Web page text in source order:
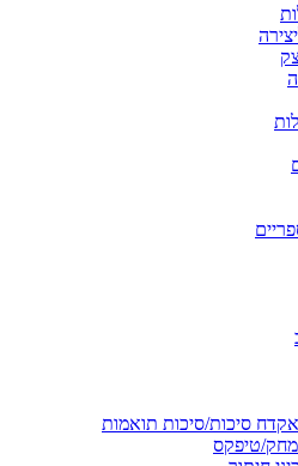
סיכות/סיכות תואמות
טיפקס